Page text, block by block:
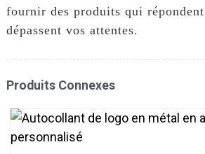
fournir des produits qui
dépassent vos attentes.
Produits Connexes